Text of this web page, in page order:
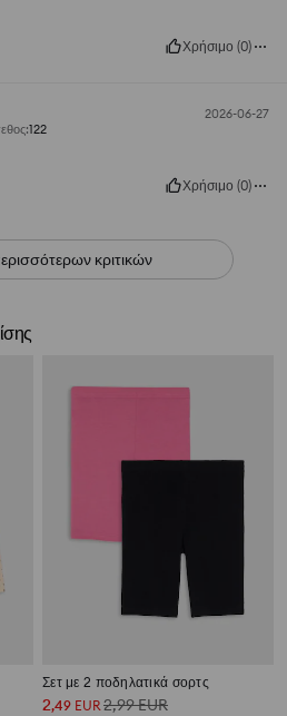
Χρήσιμο (0)
2026-06-27
:122
Χρήσιμο (0)
κριτικών
Σετ με 2 ποδηλατικά σορτς
2,49 EUR2,99EUR